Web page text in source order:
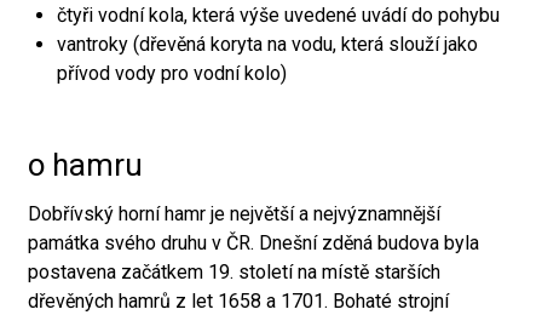
čtyři vodní kola, která výše uvedené uvádí do pohybu
vantroky (dřevěná koryta na vodu, která slouží jako
přívod vody pro vodní kolo)
o hamru
Dobřívský horní hamr je největší a nejvýznamnější
památka svého druhu v ČR. Dnešní zděná budova byla
postavena začátkem 19. století na místě starších
dřevěných hamrů z let 1658 a 1701. Bohaté strojní